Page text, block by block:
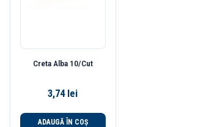
Creta Alba 10/Cut
3,74 lei
ADAUGĂ ÎN COȘ